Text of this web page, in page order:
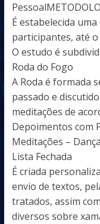
É estabelecida
participantes, até
O estudo é
Roda do Fogo
A Roda é formada
passado e
meditações de
Depoimentos com
Meditações –
Lista Fechada
É criada
envio de textos,
tratados, assim
diversos sobre